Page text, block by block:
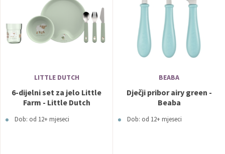
LITTLE DUTCH
6-dijelni set za jelo Little
Farm - Little Dutch
Dob: od 12+ mjeseci
BEABA
Dječji pribor airy green -
Beaba
Dob: od 12+ mjeseci